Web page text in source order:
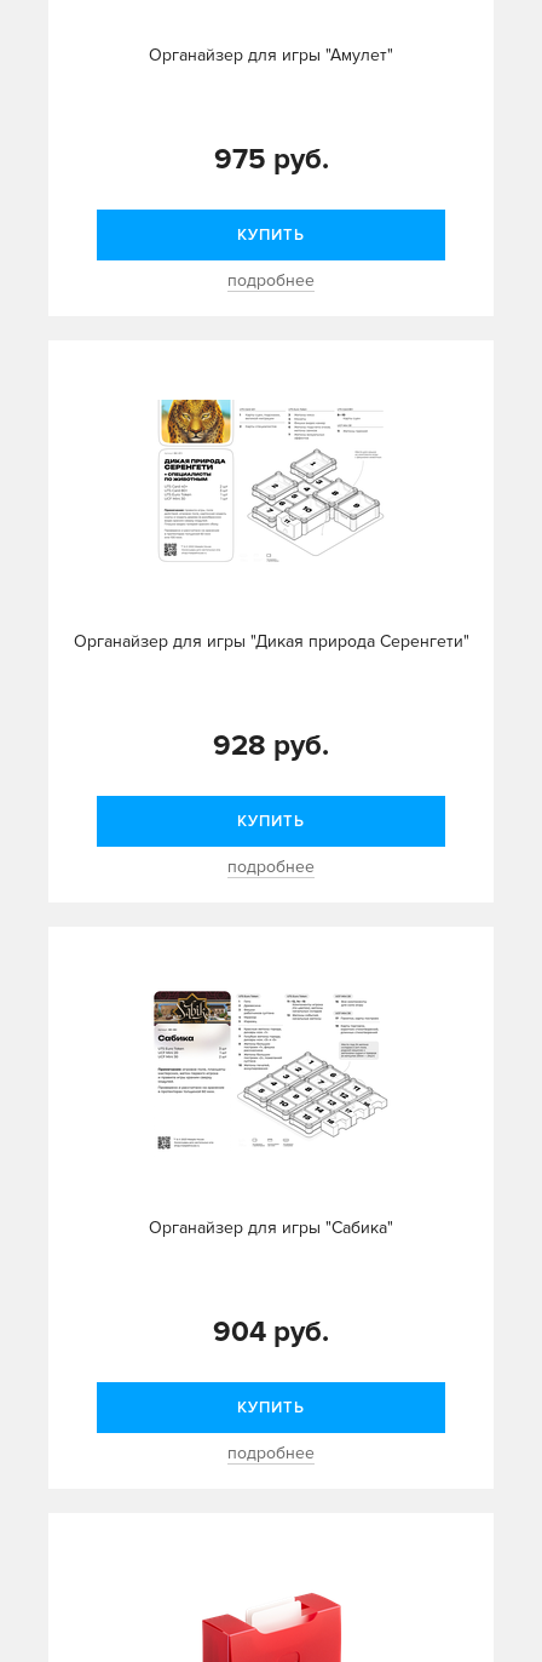
Органайзер для игры "Амулет"
975 руб.
КУПИТЬ
подробнее
Органайзер для игры "Дикая природа Серенгети"
928 руб.
КУПИТЬ
подробнее
Органайзер для игры "Сабика"
904 руб.
КУПИТЬ
подробнее